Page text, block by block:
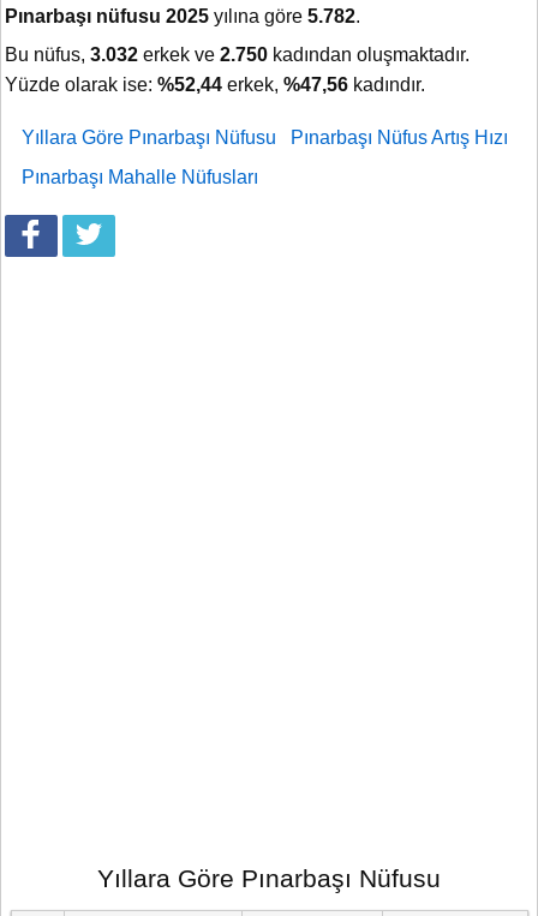
Pınarbaşı nüfusu 2025 yılına göre 5.782.
Bu nüfus, 3.032 erkek ve 2.750 kadından oluşmaktadır.
Yüzde olarak ise: %52,44 erkek, %47,56 kadındır.
Yıllara Göre Pınarbaşı Nüfusu
Pınarbaşı Nüfus Artış Hızı
Pınarbaşı Mahalle Nüfusları
Yıllara Göre Pınarbaşı Nüfusu